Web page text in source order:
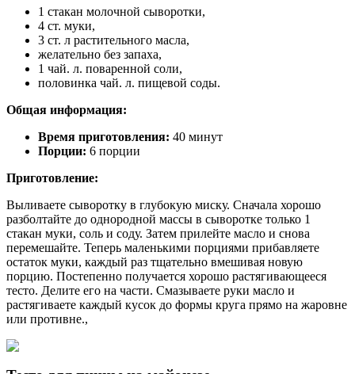
1 стакан молочной сыворотки,
4 ст. муки,
3 ст. л растительного масла,
желательно без запаха,
1 чай. л. поваренной соли,
половинка чай. л. пищевой соды.
Общая информация:
Время приготовления: 40 минут
Порции: 6 порции
Приготовление:
Выливаете сыворотку в глубокую миску. Сначала хорошо
разболтайте до однородной массы в сыворотке только 1
стакан муки, соль и соду. Затем прилейте масло и снова
перемешайте. Теперь маленькими порциями прибавляете
остаток муки, каждый раз тщательно вмешивая новую
порцию. Постепенно получается хорошо растягивающееся
тесто. Делите его на части. Смазываете руки масло и
растягиваете каждый кусок до формы круга прямо на жаровне
или противне.,